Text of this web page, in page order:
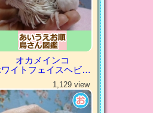
オカメインコ
ホワイトフェイスヘビーパイド
1,129 view